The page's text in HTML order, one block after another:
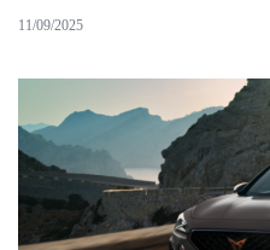
11/09/2025